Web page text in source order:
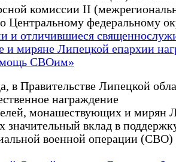
комиссии II
Центральному федеральному
и отличившиеся
и миряне Липецкой епархии
СВОим»
в Правительстве Липецкой
награждение
монашествующих и мирян
значительный вклад в
военной операции (СВО)